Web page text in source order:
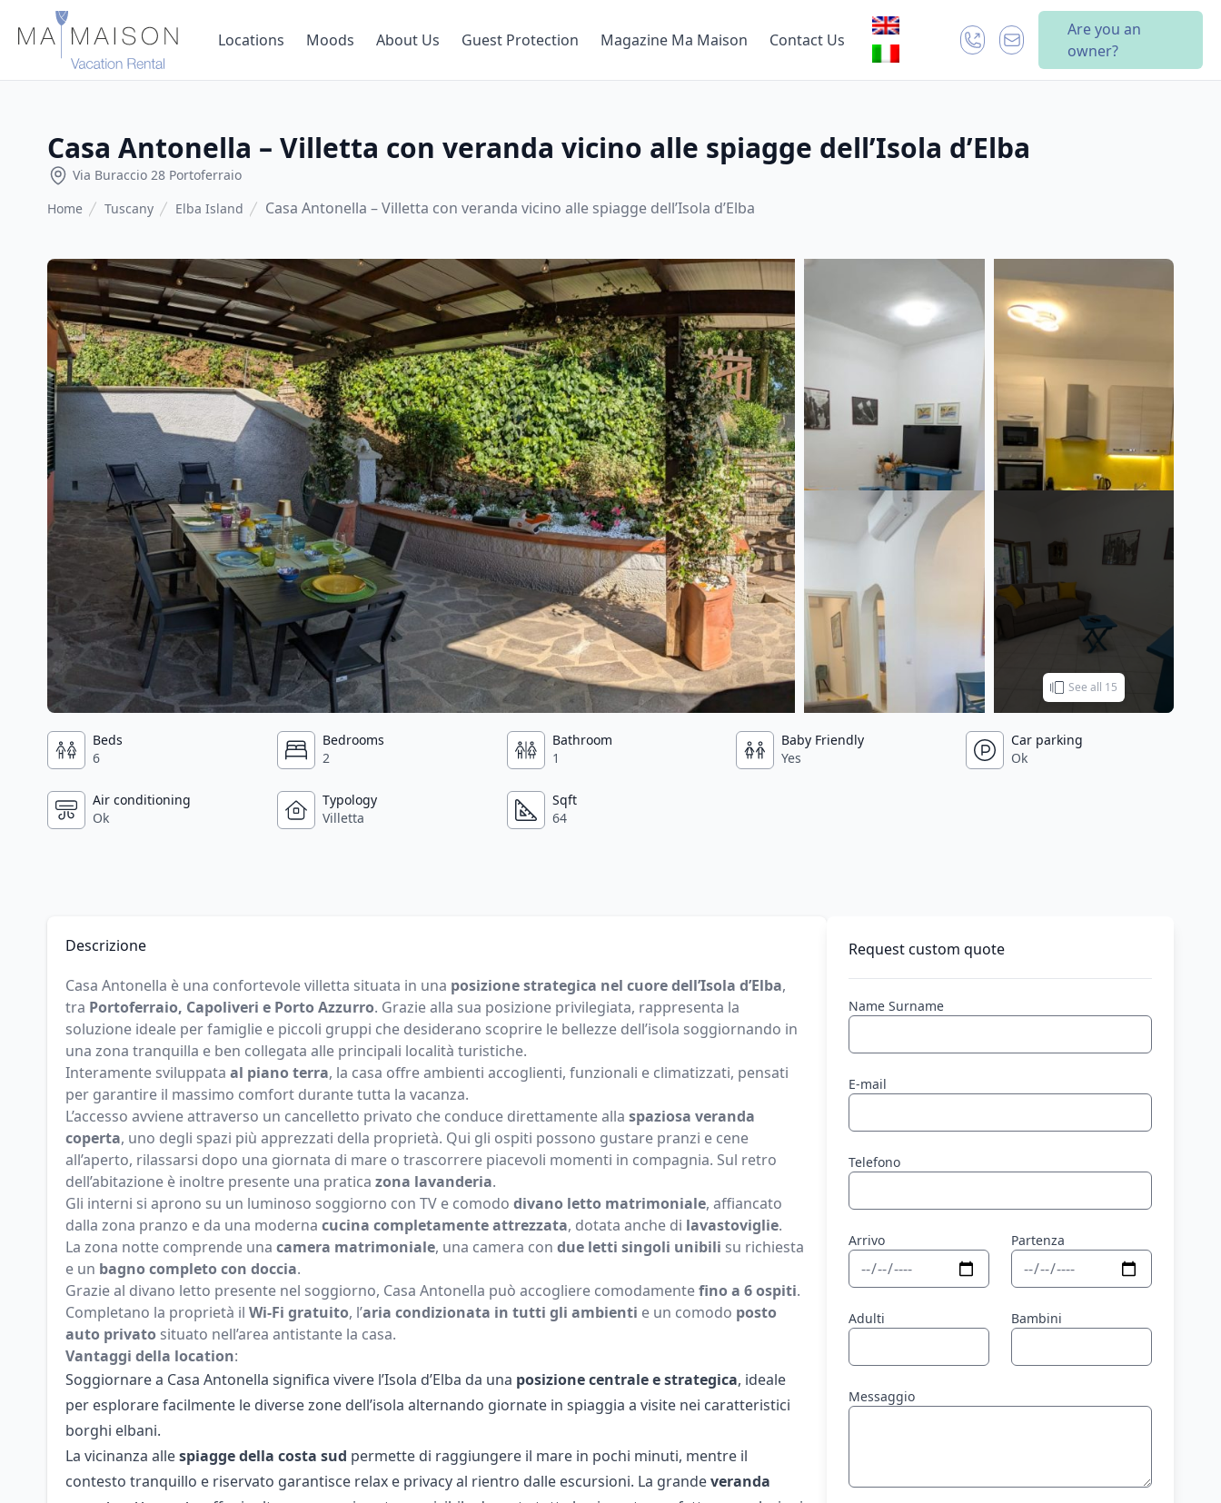
Locations Moods About Us Guest Protection Magazine Ma Maison Contact Us
Are you an
owner?
Casa Antonella – Villetta con veranda vicino alle spiagge dell’Isola d’Elba
Via Buraccio 28 Portoferraio
Home
Tuscany Elba Island Casa Antonella – Villetta con veranda vicino alle spiagge dell’Isola d’Elba
See all 15
Beds
6
Bedrooms
2
Bathroom
1
Baby Friendly
Yes
Car parking
Ok
Air conditioning
Ok
Typology
Villetta
Sqft
64
Descrizione
Casa Antonella è una confortevole villetta situata in una posizione strategica nel cuore dell’Isola d’Elba,
tra Portoferraio, Capoliveri e Porto Azzurro. Grazie alla sua posizione privilegiata, rappresenta la
soluzione ideale per famiglie e piccoli gruppi che desiderano scoprire le bellezze dell’isola soggiornando in
una zona tranquilla e ben collegata alle principali località turistiche.
Interamente sviluppata al piano terra, la casa offre ambienti accoglienti, funzionali e climatizzati, pensati
per garantire il massimo comfort durante tutta la vacanza.
L’accesso avviene attraverso un cancelletto privato che conduce direttamente alla spaziosa veranda
coperta, uno degli spazi più apprezzati della proprietà. Qui gli ospiti possono gustare pranzi e cene
all’aperto, rilassarsi dopo una giornata di mare o trascorrere piacevoli momenti in compagnia. Sul retro
dell’abitazione è inoltre presente una pratica zona lavanderia.
Gli interni si aprono su un luminoso soggiorno con TV e comodo divano letto matrimoniale, affiancato
dalla zona pranzo e da una moderna cucina completamente attrezzata, dotata anche di lavastoviglie.
La zona notte comprende una camera matrimoniale, una camera con due letti singoli unibili su richiesta
e un bagno completo con doccia.
Grazie al divano letto presente nel soggiorno, Casa Antonella può accogliere comodamentefino a 6 ospiti.
Completano la proprietà il Wi-Fi gratuito, l’aria condizionata in tutti gli ambienti e un comodo posto
auto privato situato nell’area antistante la casa.
Vantaggi della location:
Soggiornare a Casa Antonella significa vivere l’Isola d’Elba da una posizione centrale e strategica, ideale
per esplorare facilmente le diverse zone dell’isola alternando giornate in spiaggia a visite nei caratteristici
borghi elbani.
La vicinanza allespiagge della costa sud permette di raggiungere il mare in pochi minuti, mentre il
contesto tranquillo e riservato garantisce relax e privacy al rientro dalle escursioni. La grandeveranda
Request custom quote
Name Surname
E-mail
Telefono
Arrivo Partenza
Adulti Bambini
Messaggio